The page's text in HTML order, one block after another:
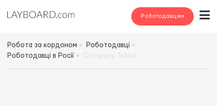
Роботодавцям
Робота за кордоном
Роботодавці
Роботодавці в Росії